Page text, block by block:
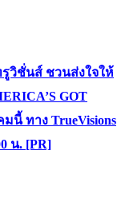
วิชั่นส์ ชวนส่งใจให้
GOT
มนี้ ทาง TrueVisions
น. [PR]